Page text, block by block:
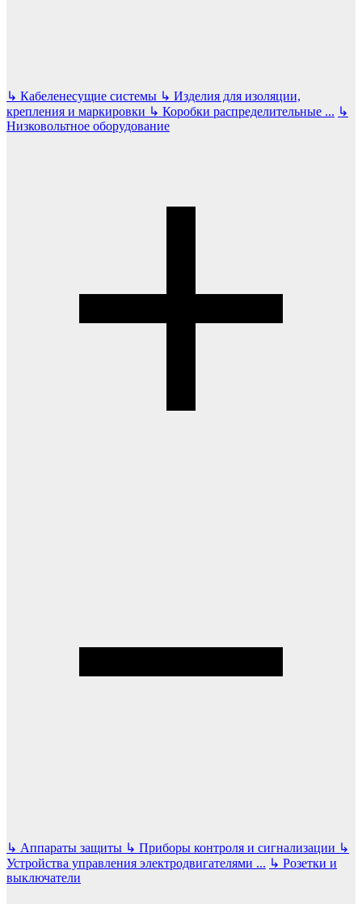
↳ Кабеленесущие системы ↳ Изделия для изоляции,
крепления и маркировки ↳ Коробки распределительные ... ↳
Низковольтное оборудование
↳ Аппараты защиты ↳ Приборы контроля и сигнализации ↳
Устройства управления электродвигателями ... ↳ Розетки и
выключатели